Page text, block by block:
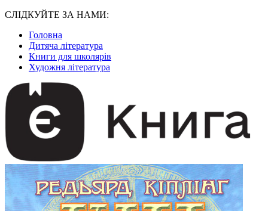
СЛІДКУЙТЕ ЗА НАМИ:
Головна
Дитяча література
Книги для школярів
Художня література